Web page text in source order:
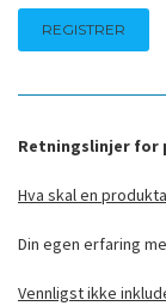
Retningslinjer for
Hva skal en
Din egen erfaring
Vennligst ikke